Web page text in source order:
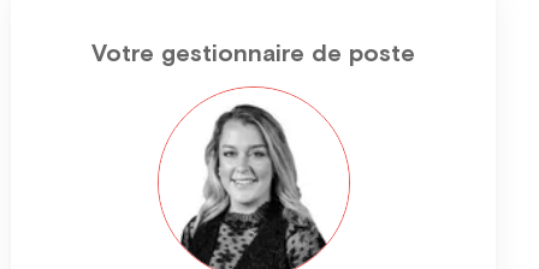
Votre gestionnaire de poste